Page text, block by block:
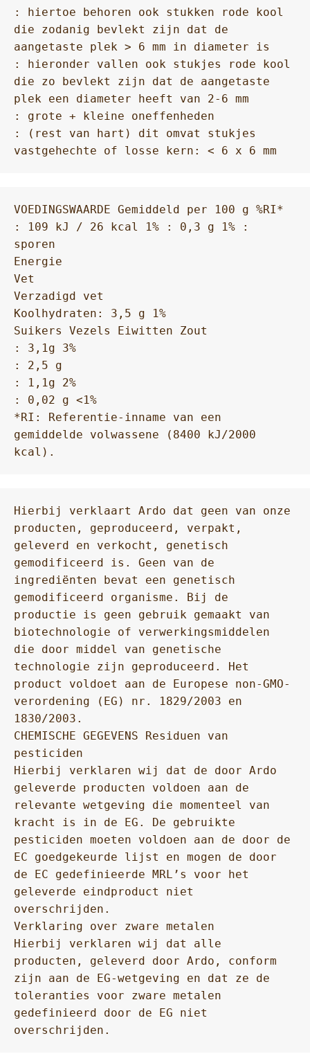
: hiertoe behoren ook stukken rode kool
die zodanig bevlekt zijn dat de
aangetaste plek > 6 mm in diameter is
: hieronder vallen ook stukjes rode kool
die zo bevlekt zijn dat de aangetaste
plek een diameter heeft van 2-6 mm
: grote + kleine oneffenheden
: (rest van hart) dit omvat stukjes
vastgehechte of losse kern: < 6 x 6 mm
VOEDINGSWAARDE Gemiddeld per 100 g %RI*
: 109 kJ / 26 kcal 1% : 0,3 g 1% :
sporen
Energie
Vet
Verzadigd vet
Koolhydraten: 3,5 g 1%
Suikers Vezels Eiwitten Zout
: 3,1g 3%
: 2,5 g
: 1,1g 2%
: 0,02 g <1%
*RI: Referentie-inname van een
gemiddelde volwassene (8400 kJ/2000
kcal).
Hierbij verklaart Ardo dat geen van onze
producten, geproduceerd, verpakt,
geleverd en verkocht, genetisch
gemodificeerd is. Geen van de
ingrediënten bevat een genetisch
gemodificeerd organisme. Bij de
productie is geen gebruik gemaakt van
biotechnologie of verwerkingsmiddelen
die door middel van genetische
technologie zijn geproduceerd. Het
product voldoet aan de Europese non-GMO-
verordening (EG) nr. 1829/2003 en
1830/2003.
CHEMISCHE GEGEVENS Residuen van
pesticiden
Hierbij verklaren wij dat de door Ardo
geleverde producten voldoen aan de
relevante wetgeving die momenteel van
kracht is in de EG. De gebruikte
pesticiden moeten voldoen aan de door de
EC goedgekeurde lijst en mogen de door
de EC gedefinieerde MRL’s voor het
geleverde eindproduct niet
overschrijden.
Verklaring over zware metalen
Hierbij verklaren wij dat alle
producten, geleverd door Ardo, conform
zijn aan de EG-wetgeving en dat ze de
toleranties voor zware metalen
gedefinieerd door de EG niet
overschrijden.